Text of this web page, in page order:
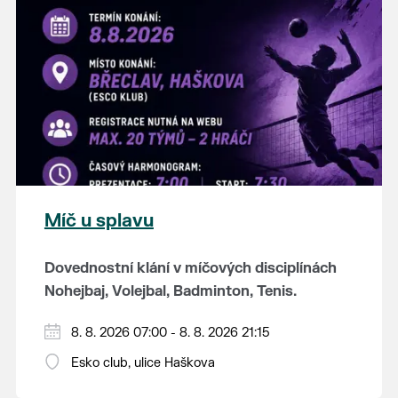
K tanci a poslechu bude hrát DH
Lanžhotčané.
Těšíme se na Vás!
Míč u splavu
Dovednostní klání v míčových disciplínách
Nohejbaj, Volejbal, Badminton, Tenis.
Zúčastnit se může max. 20 dvojčlenných
týmů - každý tým si zahraje min. 4 západy od
8. 8. 2026 07:00 - 8. 8. 2026 21:15
Esko club, ulice Haškova